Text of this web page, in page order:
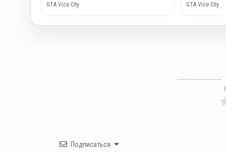
GTA Vice City GTA Vice City
Подписаться